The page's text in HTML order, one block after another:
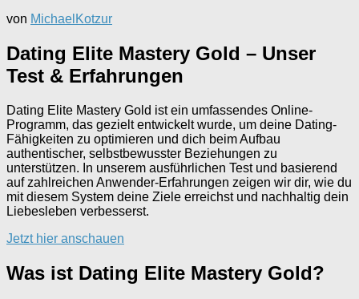
von MichaelKotzur
Dating Elite Mastery Gold – Unser
Test & Erfahrungen
Dating Elite Mastery Gold ist ein umfassendes Online-
Programm, das gezielt entwickelt wurde, um deine Dating-
Fähigkeiten zu optimieren und dich beim Aufbau
authentischer, selbstbewusster Beziehungen zu
unterstützen. In unserem ausführlichen Test und basierend
auf zahlreichen Anwender-Erfahrungen zeigen wir dir, wie du
mit diesem System deine Ziele erreichst und nachhaltig dein
Liebesleben verbesserst.
Jetzt hier anschauen
Was ist Dating Elite Mastery Gold?